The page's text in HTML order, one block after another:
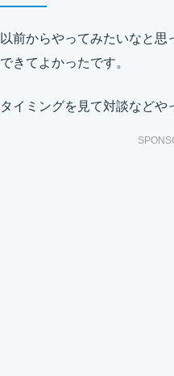
以前からやってみたいなと
できてよかったです。
タイミングを見て対談などや